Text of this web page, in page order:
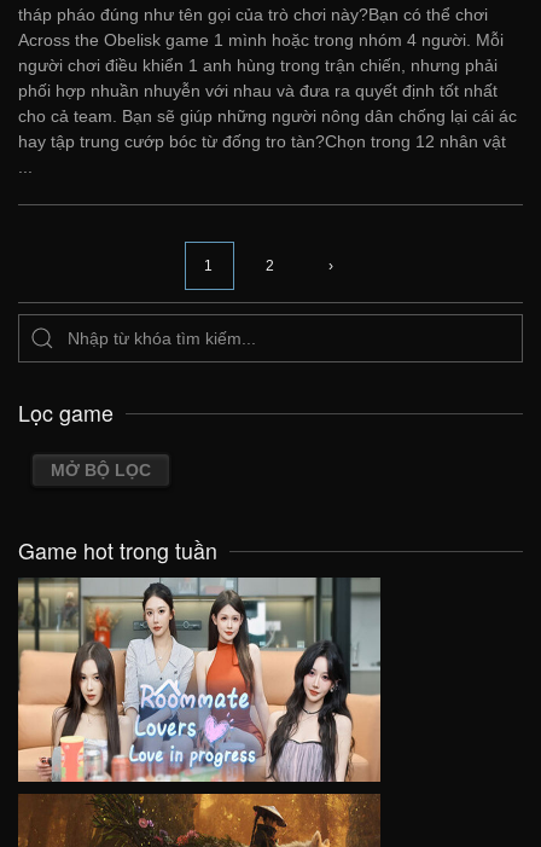
tháp pháo đúng như tên gọi của trò chơi này?Bạn có thể chơi
Across the Obelisk game 1 mình hoặc trong nhóm 4 người. Mỗi
người chơi điều khiển 1 anh hùng trong trận chiến, nhưng phải
phối hợp nhuần nhuyễn với nhau và đưa ra quyết định tốt nhất
cho cả team. Bạn sẽ giúp những người nông dân chống lại cái ác
hay tập trung cướp bóc từ đống tro tàn?Chọn trong 12 nhân vật
1 2 ›
Lọc game
MỞ BỘ LỌC
Game hot trong tuần
VIEW